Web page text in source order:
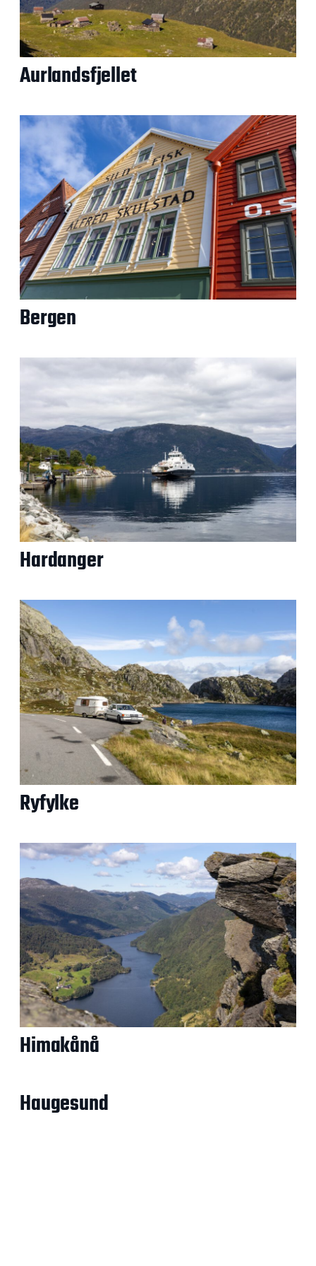
Aurlandsfjellet
Bergen
Hardanger
Ryfylke
Himakånå
Haugesund